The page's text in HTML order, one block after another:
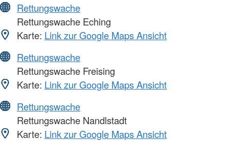
Rettungswache
Rettungswache Eching
Karte: Link zur Google Maps Ansicht
Rettungswache
Rettungswache Freising
Karte: Link zur Google Maps Ansicht
Rettungswache
Rettungswache Nandlstadt
Karte: Link zur Google Maps Ansicht